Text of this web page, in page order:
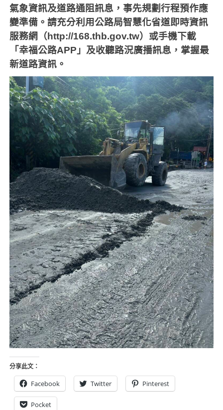
氣象資訊及道路通阻訊息，事先規劃行程預作應
變準備。請充分利用公路局智慧化省道即時資訊
服務網（http://168.thb.gov.tw）或手機下載
「幸福公路APP」及收聽路況廣播訊息，掌握最
新道路資訊。
分享此文：
Facebook Twitter Pinterest
Pocket